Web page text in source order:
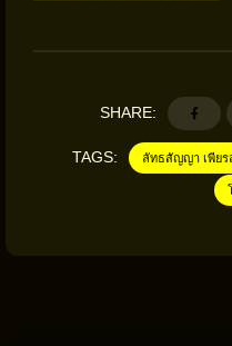
SHARE:
TAGS: ลัทธสัญญา เพียร